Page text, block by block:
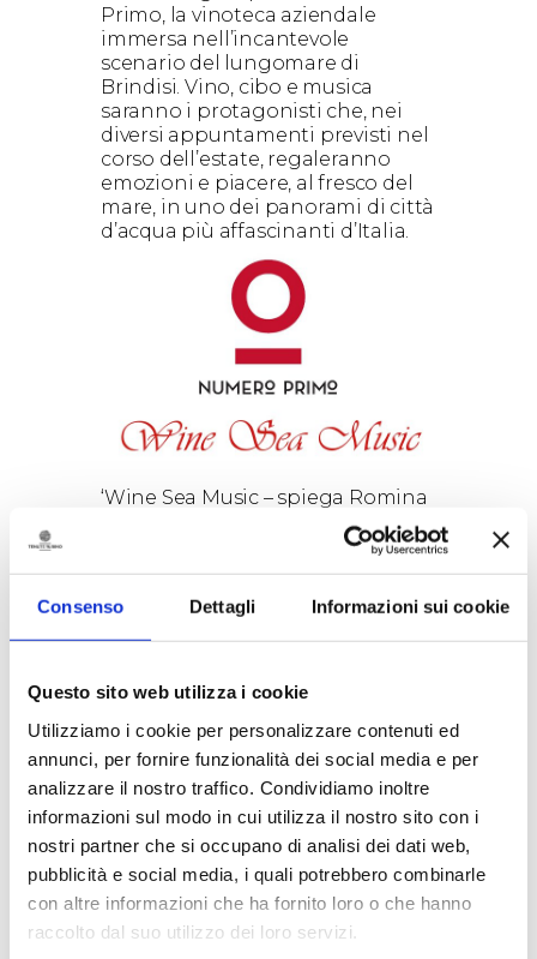
Consenso Dettagli Informazioni sui cookie
Questo sito web utilizza i cookie
Utilizziamo i cookie per personalizzare contenuti ed
annunci, per fornire funzionalità dei social media e per
analizzare il nostro traffico. Condividiamo inoltre
informazioni sul modo in cui utilizza il nostro sito con i
nostri partner che si occupano di analisi dei dati web,
pubblicità e social media, i quali potrebbero combinarle
con altre informazioni che ha fornito loro o che hanno
raccolto dal suo utilizzo dei loro servizi.
Primo, la vinoteca aziendale
immersa nell’incantevole
scenario del lungomare di
Brindisi. Vino, cibo e musica
saranno i protagonisti che, nei
diversi appuntamenti previsti nel
corso dell’estate, regaleranno
emozioni e piacere, al fresco del
mare, in uno dei panorami di città
d’acqua più affascinanti d’Italia.
‘Wine Sea Music – spiega Romina
Comunicazione e Marketing
dell’azienda brindisina – è
del vino di qualità che anche nella
calda stagione estiva non
mondo di Bacco. I protagonisti
infatti i nostri vini freschi e fruttati
che si intrecceranno con le note
seducenti della migliore musica
jazz e swing. Un’ulteriore
frescura delle serate estive, di
alcune delle migliori espressioni
enologiche del Salento’.